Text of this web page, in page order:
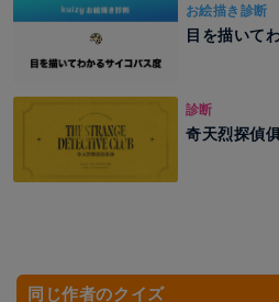
お絵描き診断
目を描いて
診断
奇天烈探偵
同じ作者のクイズ